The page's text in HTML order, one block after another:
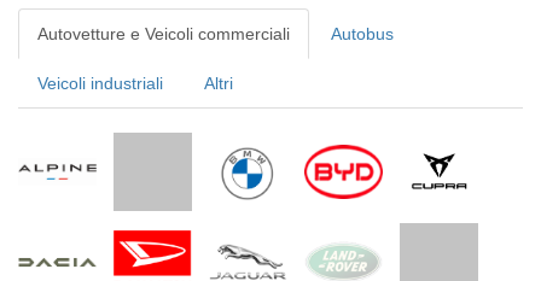
Autovetture e Veicoli commerciali Autobus
Veicoli industriali Altri